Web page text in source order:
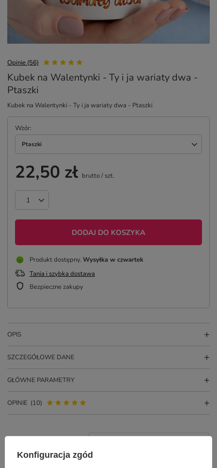
Opinie (56)
Kubek na Walentynki - Ty i ja wariaty dwa -
Ptaszki
Kubek na Walentynki - Ty i ja wariaty dwa - Ptaszki
Wzór
Ptaszki
22,50 zł brutto/ szt.
DODAJ DO KOSZYKA
Produkt dostępny Wysyłka w czwartek
Tania i szybka dostawa
Bezpieczne zakupy
OPIS
SZCZEGÓŁOWE DANE
GŁÓWNE PARAMETRY
OPINIE (10)
Konfiguracja zgód